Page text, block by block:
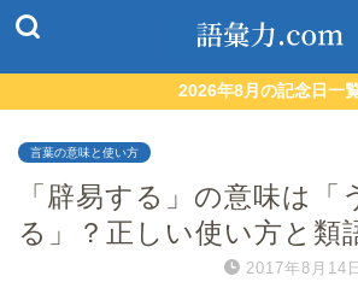
2026年8月の記念日一
言葉の意味と使い方
「辟易する」の意味は「
る」？正しい使い方と類
2017年8月14日